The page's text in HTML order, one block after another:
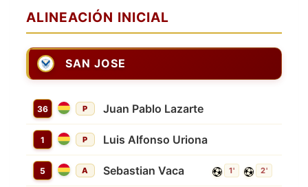
ALINEACIÓN INICIAL
SAN JOSE
36 P Juan Pablo Lazarte
1 P Luis Alfonso Uriona
5 A Sebastian Vaca 1' 2'